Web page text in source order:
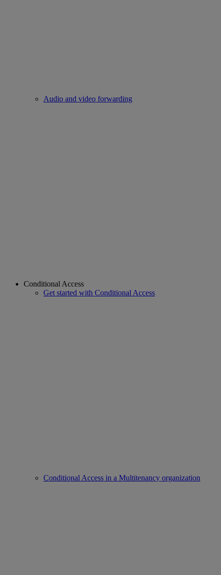
Audio and video forwarding
Conditional Access
Get started with Conditional Access
Conditional Access in a Multitenancy organization